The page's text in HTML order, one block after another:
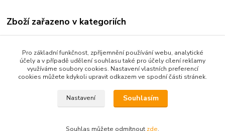
Zboží zařazeno v kategoriích
Kojenecké oblečení 68-92
Dětské kalhoty
Pro základní funkčnost, zpříjemnění používání webu, analytické
účely a v případě udělení souhlasu také pro účely cílení reklamy
využíváme soubory cookies. Nastavení vlastních preferencí
cookies můžete kdykoli upravit odkazem ve spodní části stránek.
Nastavení Souhlasím
Souhlas můžete odmítnout zde.